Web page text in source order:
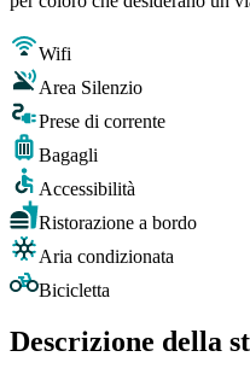
Wifi
Area Silenzio
Prese di corrente
Bagagli
Accessibilità
Ristorazione a bordo
Aria condizionata
Bicicletta
Descrizione della